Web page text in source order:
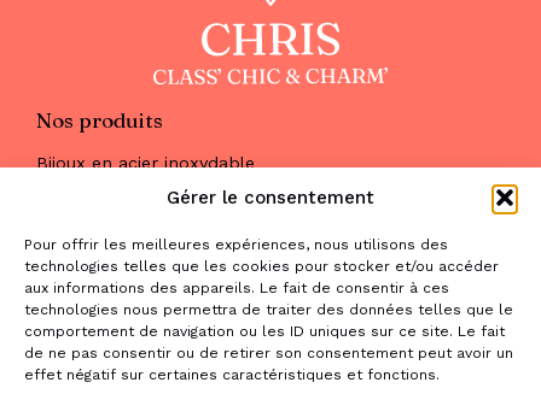
Gérer le consentement
Pour offrir les meilleures expériences, nous utilisons des
technologies telles que les cookies pour stocker et/ou accéder
aux informations des appareils. Le fait de consentir à ces
technologies nous permettra de traiter des données telles que le
comportement de navigation ou les ID uniques sur ce site. Le fait
de ne pas consentir ou de retirer son consentement peut avoir un
effet négatif sur certaines caractéristiques et fonctions.
Nos produits
Bijoux en acier inoxydable
Maquillage
Parfums
Nous trouver
& nous contacter
2 place de la Liberté
31470 Saint-Lys